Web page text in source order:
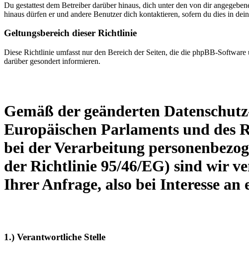
Du gestattest dem Betreiber darüber hinaus, dich unter den von dir
hinaus dürfen er und andere Benutzer dich kontaktieren, sofern du dies in
Geltungsbereich dieser Richtlinie
Diese Richtlinie umfasst nur den Bereich der Seiten, die die phpBB-
darüber gesondert informieren.
Gemäß der geänderten
Europäischen Parlaments und des
bei der Verarbeitung
der Richtlinie 95/46/EG) sind wir
Ihrer Anfrage, also bei Interesse
1.) Verantwortliche Stelle